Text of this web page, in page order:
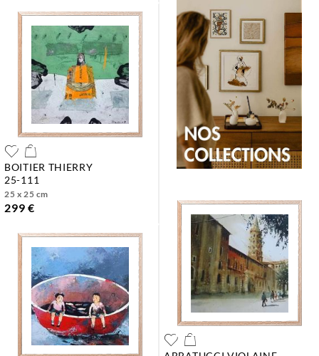
BOITIER THIERRY
25-111
25 x 25 cm
299 €